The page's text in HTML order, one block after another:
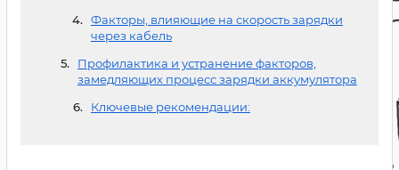
Факторы, влияющие на скорость зарядки
через кабель
Профилактика и устранение факторов,
замедляющих процесс зарядки аккумулятора
Ключевые рекомендации: